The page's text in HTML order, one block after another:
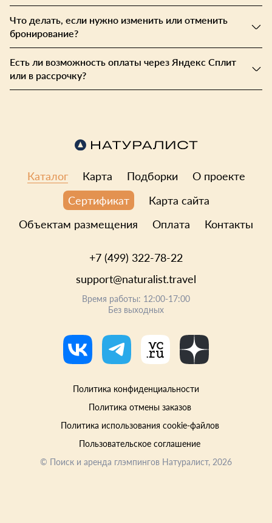
Что делать, если нужно изменить или отменить
бронирование?
Есть ли возможность оплаты через Яндекс Сплит
или в рассрочку?
Каталог Карта Подборки
О проекте
Сертификат
Карта сайта
Объектам размещения
Оплата Контакты
+7 (499) 322-78-22
support@naturalist.travel
Время работы: 12:00-17:00
Без выходных
Политика конфиденциальности
Политика отмены заказов
Политика использования cookie-файлов
Пользовательское соглашение
© Поиск и аренда глэмпингов Натуралист, 2026